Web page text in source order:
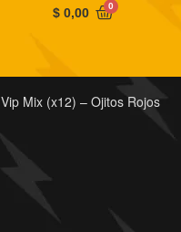
$0,00 0
Vip Mix (x12) – Ojitos Rojos